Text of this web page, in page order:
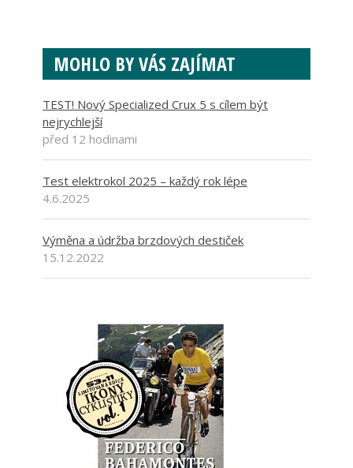
MOHLO BY VÁS ZAJÍMAT
TEST! Nový Specialized Crux 5 s cílem být
nejrychlejší
před 12 hodinami
Test elektrokol 2025 – každý rok lépe
4.6.2025
Výměna a údržba brzdových destiček
15.12.2022